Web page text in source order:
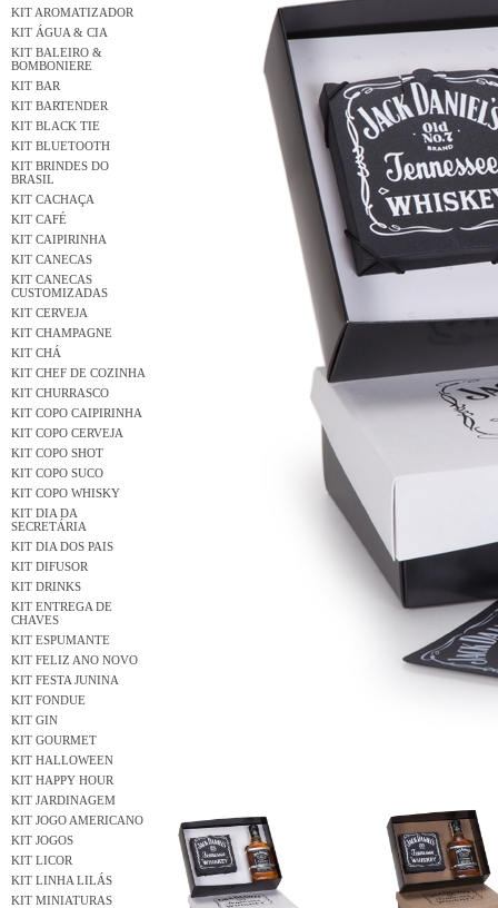
KIT AROMATIZADOR
KIT ÁGUA & CIA
KIT BALEIRO &
BOMBONIERE
KIT BAR
KIT BARTENDER
KIT BLACK TIE
KIT BLUETOOTH
KIT BRINDES DO
BRASIL
KIT CACHAÇA
KIT CAFÉ
KIT CAIPIRINHA
KIT CANECAS
KIT CANECAS
CUSTOMIZADAS
KIT CERVEJA
KIT CHAMPAGNE
KIT CHÁ
KIT CHEF DE COZINHA
KIT CHURRASCO
KIT COPO CAIPIRINHA
KIT COPO CERVEJA
KIT COPO SHOT
KIT COPO SUCO
KIT COPO WHISKY
KIT DIA DA
SECRETÁRIA
KIT DIA DOS PAIS
KIT DIFUSOR
KIT DRINKS
KIT ENTREGA DE
CHAVES
KIT ESPUMANTE
KIT FELIZ ANO NOVO
KIT FESTA JUNINA
KIT FONDUE
KIT GIN
KIT GOURMET
KIT HALLOWEEN
KIT HAPPY HOUR
KIT JARDINAGEM
KIT JOGO AMERICANO
KIT JOGOS
KIT LICOR
KIT LINHA LILÁS
KIT MINIATURAS